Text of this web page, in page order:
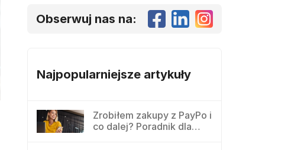
Obserwuj nas na:
Najpopularniejsze artykuły
Zrobiłem zakupy z PayPo i
co dalej? Poradnik dla…